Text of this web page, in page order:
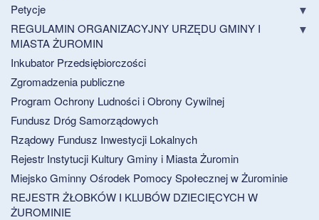
Petycje
REGULAMIN ORGANIZACYJNY URZĘDU GMINY I
MIASTA ŻUROMIN
Inkubator Przedsiębiorczości
Zgromadzenia publiczne
Program Ochrony Ludności i Obrony Cywilnej
Fundusz Dróg Samorządowych
Rządowy Fundusz Inwestycji Lokalnych
Rejestr Instytucji Kultury Gminy i Miasta Żuromin
Miejsko Gminny Ośrodek Pomocy Społecznej w Żurominie
REJESTR ŻŁOBKÓW I KLUBÓW DZIECIĘCYCH W
ŻUROMINIE